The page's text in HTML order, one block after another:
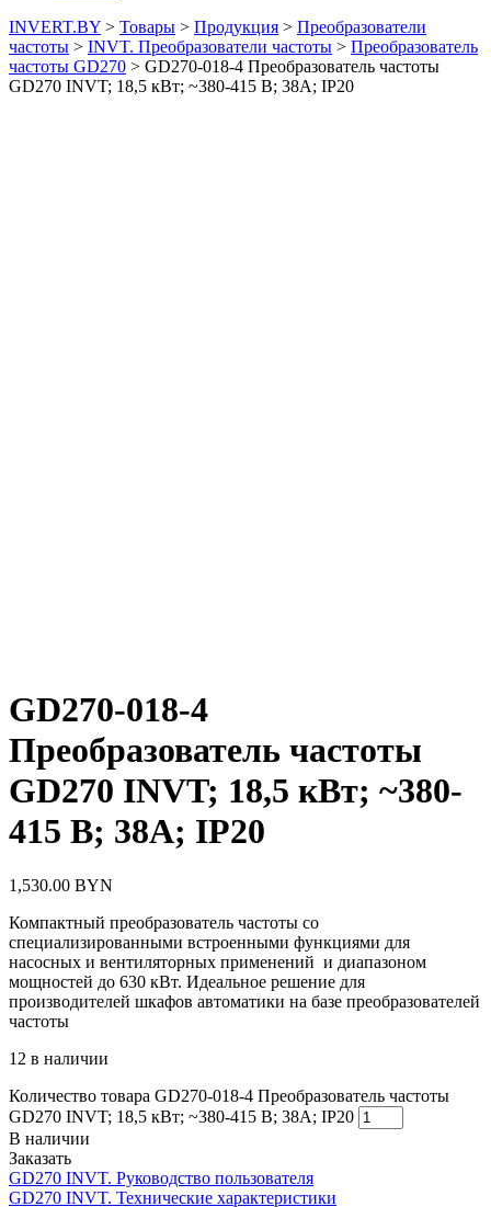
INVERT.BY > Товары > Продукция > Преобразователи
частоты > INVT. Преобразователи частоты > Преобразователь
частоты GD270 > GD270-018-4 Преобразователь частоты
GD270 INVT; 18,5 кВт; ~380-415 В; 38А; IP20
GD270-018-4
Преобразователь частоты
GD270 INVT; 18,5 кВт; ~380-
415 В; 38А; IP20
1,530.00 BYN
Компактный преобразователь частоты со
специализированными встроенными функциями для
насосных и вентиляторных применений и диапазоном
мощностей до 630 кВт. Идеальное решение для
производителей шкафов автоматики на базе преобразователей
частоты
12 в наличии
Количество товара GD270-018-4 Преобразователь частоты
GD270 INVT; 18,5 кВт; ~380-415 В; 38А; IP20
В наличии
Заказать
GD270 INVT. Руководство пользователя
GD270 INVT. Технические характеристики